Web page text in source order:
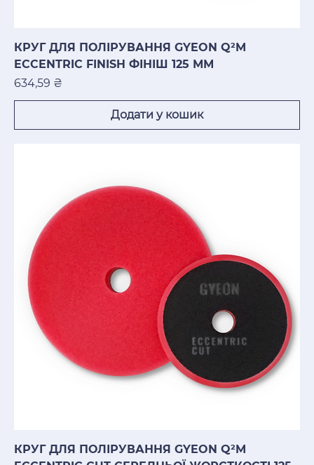
КРУГ ДЛЯ ПОЛІРУВАННЯ GYEON Q²M
ECCENTRIC FINISH ФІНІШ 125 ММ
Ціна
634,59 ₴
Додати у кошик
КРУГ ДЛЯ ПОЛІРУВАННЯ GYEON Q²M